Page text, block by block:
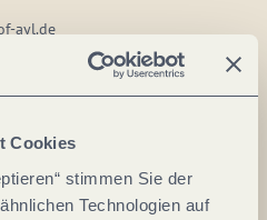
Cookies
stimmen Sie der
Technologien auf
ayl.de